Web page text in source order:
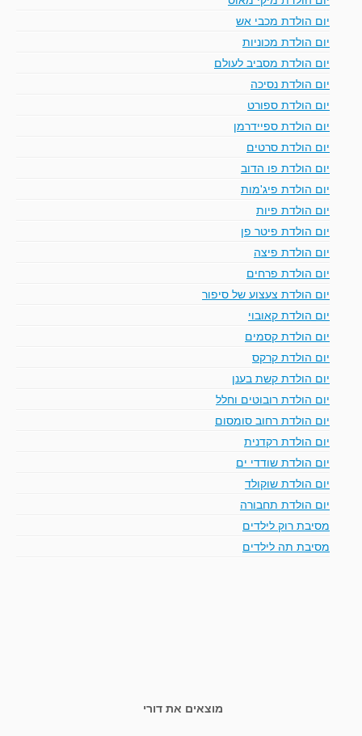
יום הולדת מכבי אש
יום הולדת מכוניות
יום הולדת מסביב לעולם
יום הולדת נסיכה
יום הולדת ספורט
יום הולדת ספיידרמן
יום הולדת סרטים
יום הולדת פו הדוב
יום הולדת פיג'מות
יום הולדת פיות
יום הולדת פיטר פן
יום הולדת פיצה
יום הולדת פרחים
יום הולדת צעצוע של סיפור
יום הולדת קאובוי
יום הולדת קסמים
יום הולדת קרקס
יום הולדת קשת בענן
יום הולדת רובוטים וחלל
יום הולדת רחוב סומסום
יום הולדת רקדנית
יום הולדת שודדי ים
יום הולדת שוקולד
יום הולדת תחבורה
מסיבת רוק לילדים
מסיבת תה לילדים
מוצאים את דורי